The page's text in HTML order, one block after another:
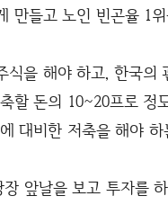
만들고 노인 빈곤율 1
식을 해야 하고, 한국의
할 돈의 10~20프로 정
대비한 저축을 해야
앞날을 보고 투자를